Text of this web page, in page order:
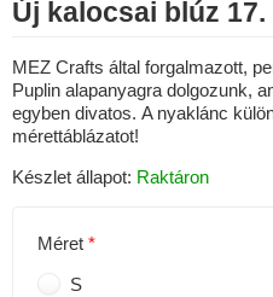
Új kalocsai blúz 17.
MEZ Crafts által forgalmazott,
Puplin alapanyagra dolgozunk,
egyben divatos. A nyaklánc
mérettáblázatot!
Készlet állapot: Raktáron
Méret
S